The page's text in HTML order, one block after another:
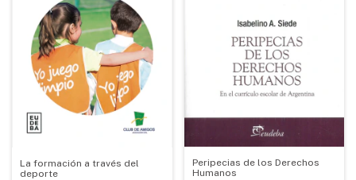
La formación a través del
deporte
Peripecias de los Derechos
Humanos